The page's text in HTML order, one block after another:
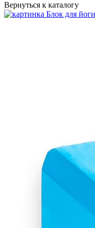
Вернуться к каталогу